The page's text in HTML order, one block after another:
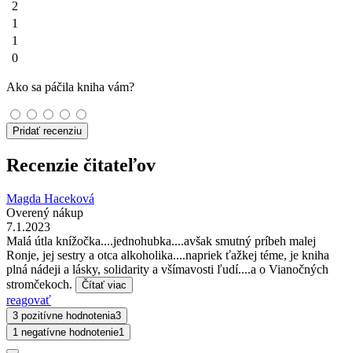
2
1
1
0
Ako sa páčila kniha vám?
Pridať recenziu
Recenzie čitateľov
Magda Haceková
Overený nákup
7.1.2023
Malá útla knížočka....jednohubka....avšak smutný príbeh malej
Ronje, jej sestry a otca alkoholika....napriek ťažkej téme, je kniha
plná nádeji a lásky, solidarity a všímavosti ľudí....a o Vianočných
stromčekoch.
Čítať viac
reagovať
3 pozitívne hodnotenia3
1 negatívne hodnotenie1